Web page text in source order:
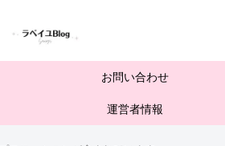
お問い合わせ
運営者情報